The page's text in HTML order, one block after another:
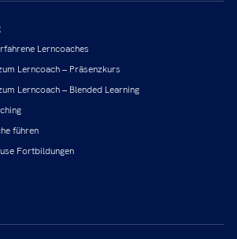
Lerncoaches
Lerncoach – Präsenzkurs
Lerncoach – Blended Learning
führen
Fortbildungen